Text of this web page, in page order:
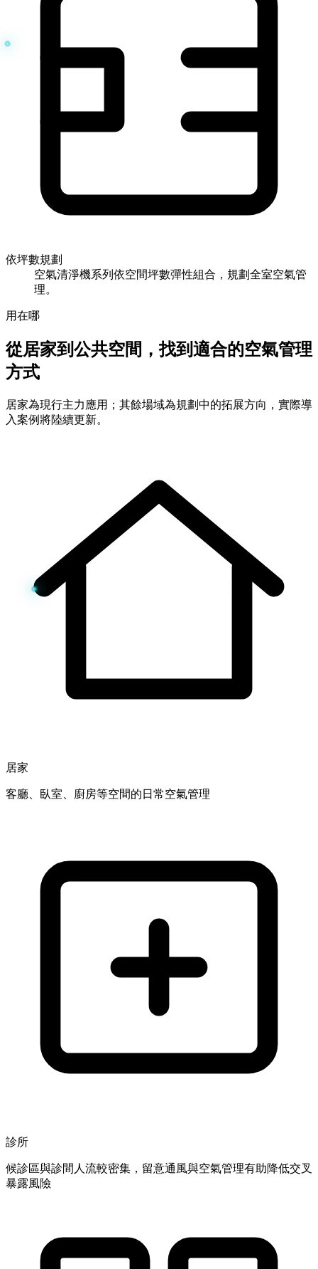
依坪數規劃
空氣清淨機系列依空間坪數彈性組合，規劃全室空氣管
理。
用在哪
從居家到公共空間，找到適合的空氣管理
方式
居家為現行主力應用；其餘場域為規劃中的拓展方向，實際導
入案例將陸續更新。
居家
客廳、臥室、廚房等空間的日常空氣管理
診所
候診區與診間人流較密集，留意通風與空氣管理有助降低交叉
暴露風險